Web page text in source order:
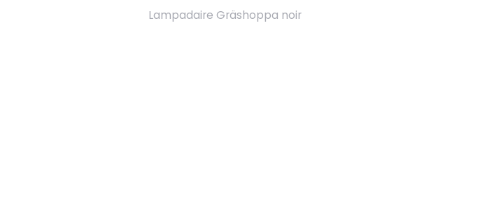
Lampadaire Gräshoppa noir